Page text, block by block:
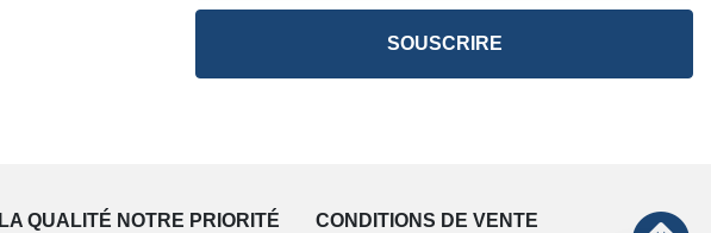
SOUSCRIRE
LA QUALITÉ NOTRE PRIORITÉ CONDITIONS DE VENTE